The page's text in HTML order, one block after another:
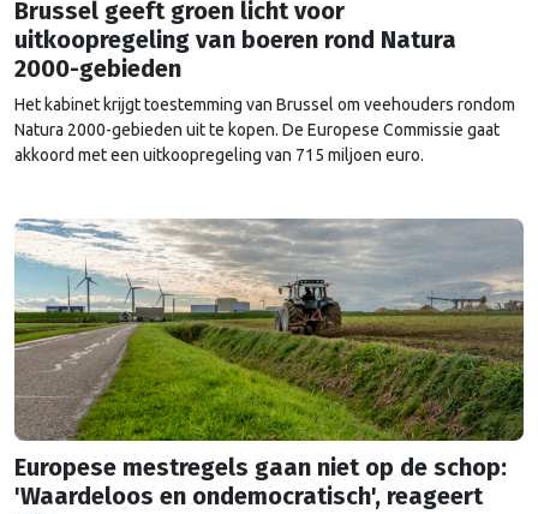
Brussel geeft groen licht voor
uitkoopregeling van boeren rond Natura
2000-gebieden
Het kabinet krijgt toestemming van Brussel om veehouders rondom
Natura 2000-gebieden uit te kopen. De Europese Commissie gaat
akkoord met een uitkoopregeling van 715 miljoen euro.
Europese mestregels gaan niet op de schop:
'Waardeloos en ondemocratisch', reageert